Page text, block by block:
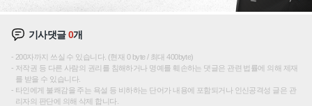
기사댓글0개
200자까지 쓰실 수 있습니다. (현재 0 byte / 최대 400byte)
저작권 등 다른 사람의 권리를 침해하거나 명예를 훼손하는 댓글은 관련 법률에 의해 제재
를 받을 수 있습니다.
타인에게 불쾌감을 주는 욕설 등 비하하는 단어가 내용에 포함되거나 인신공격성 글은 관
리자의 판단에 의해 삭제 합니다.